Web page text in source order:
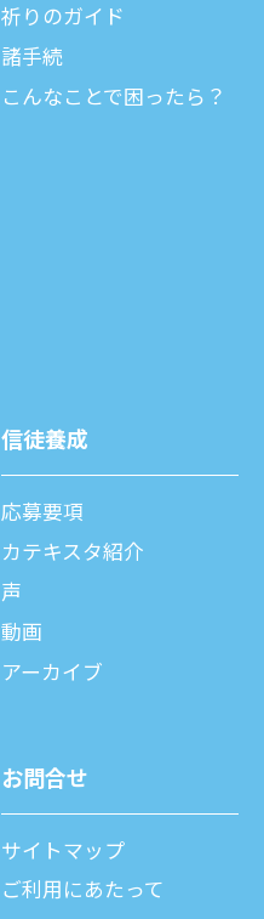
祈りのガイド
諸⼿続
こんなことで困ったら？
信徒養成
応募要項
カテキスタ紹介
声
動画
アーカイブ
お問合せ
サイトマップ
ご利⽤にあたって